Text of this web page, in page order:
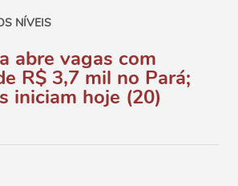
NÍVEIS
abre vagas com
R$ 3,7 mil no Pará;
iniciam hoje (20)